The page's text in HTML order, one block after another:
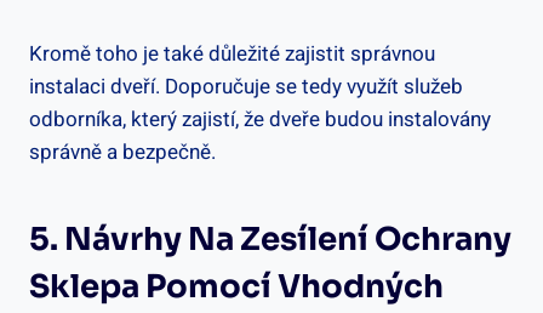
Kromě toho je také důležité zajistit správnou
instalaci dveří. Doporučuje se tedy využít služeb
odborníka, který zajistí, že dveře budou instalovány
správně a bezpečně.
5. Návrhy Na Zesílení Ochrany
Sklepa Pomocí Vhodných